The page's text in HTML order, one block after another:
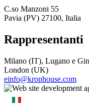
C.so Manzoni 55
Pavia (PV) 27100, Italia
Rappresentanti
Milano (IT), Lugano e
London (UK)
einfo@krophouse.com